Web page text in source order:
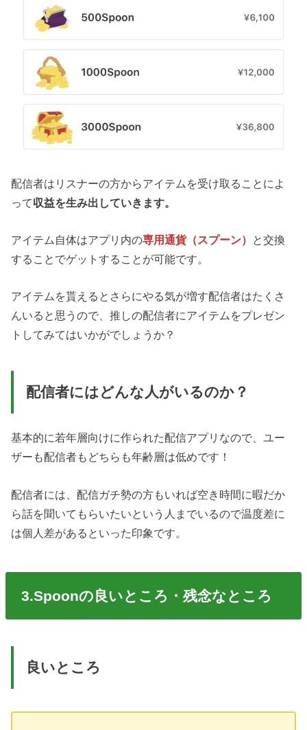
配信者はリスナーの方からアイテムを受け取ることによ
って収益を生み出していきます。
アイテム自体はアプリ内の専用通貨（スプーン） と交換
することでゲットすることが可能です。
アイテムを貰えるとさらにやる気が増す配信者はたくさ
んいると思うので、推しの配信者にアイテムをプレゼン
トしてみてはいかがでしょうか？
配信者にはどんな人がいるのか？
基本的に若年層向けに作られた配信アプリなので、ユー
ザーも配信者もどちらも年齢層は低めです！
配信者には、配信ガチ勢の方もいれば空き時間に暇だか
ら話を聞いてもらいたいという人までいるので温度差に
は個人差があるといった印象です。
3.Spoonの良いところ・残念なところ
良いところ